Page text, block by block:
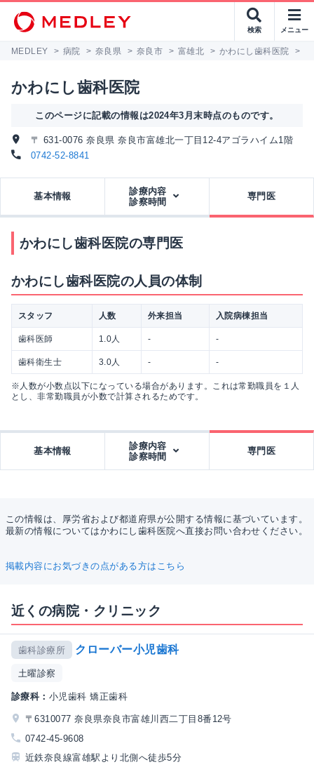
検索 メニュー
MEDLEY > 病院 > 奈良県 > 奈良市 > 富雄北 > かわにし歯科医院 >
かわにし歯科医院
このページに記載の情報は2024年3月末時点のものです。
〒 631-0076 奈良県 奈良市富雄北一丁目12-4アゴラハイム1階
0742-52-8841
基本情報
診療内容
診察時間
専門医
かわにし歯科医院の専門医
かわにし歯科医院の人員の体制
スタッフ 人数 外来担当 入院病棟担当
歯科医師 1.0人 - -
歯科衛生士 3.0人 - -
※人数が小数点以下になっている場合があります。これは常勤職員を１人
とし、非常勤職員が小数で計算されるためです。
基本情報
診療内容
診察時間
専門医
この情報は、厚労省および都道府県が公開する情報に基づいています。
最新の情報についてはかわにし歯科医院へ直接お問い合わせください。
掲載内容にお気づきの点がある方はこちら
近くの病院・クリニック
歯科診療所 クローバー小児歯科
土曜診察
診療科： 小児歯科 矯正歯科
〒6310077 奈良県奈良市富雄川西二丁目8番12号
0742-45-9608
近鉄奈良線富雄駅より北側へ徒歩5分